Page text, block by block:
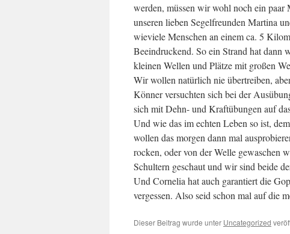
werden, müssen wir wohl noch ein
unseren lieben Segelfreunden Martina
wieviele Menschen an einem ca. 5
Beeindruckend. So ein Strand hat dann
kleinen Wellen und Plätze mit großen
Wir wollen natürlich nie übertreiben,
Könner versuchten sich bei der
sich mit Dehn- und Kraftübungen auf
Und wie das im echten Leben so ist,
wollen das morgen dann mal
rocken, oder von der Welle gewaschen
Schultern geschaut und wir sind beide
Und Cornelia hat auch garantiert die
vergessen. Also seid schon mal auf die
Dieser Beitrag wurde unter Uncategorized